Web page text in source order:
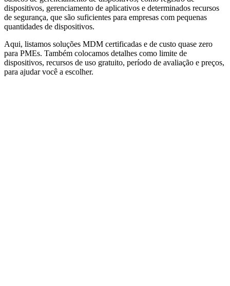
dispositivos, gerenciamento de aplicativos e determinados recursos
de segurança, que são suficientes para empresas com pequenas
quantidades de dispositivos.
Aqui, listamos soluções MDM certificadas e de custo quase zero
para PMEs. Também colocamos detalhes como limite de
dispositivos, recursos de uso gratuito, período de avaliação e preços,
para ajudar você a escolher.